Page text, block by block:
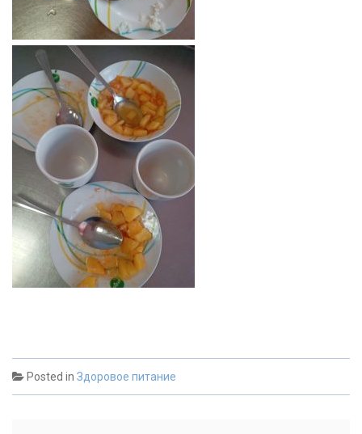
Posted in Здоровое питание